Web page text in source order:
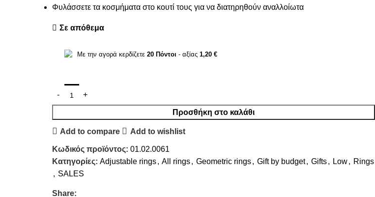
Φυλάσσετε τα κοσμήματα στο κουτί τους για να διατηρηθούν αναλλοίωτα
Σε απόθεμα
Με την αγορά κερδίζετε 20 Πόντοι - αξίας 1,20 €
Προσθήκη στο καλάθι
Add to compare Add to wishlist
Κωδικός προϊόντος: 01.02.0061
Κατηγορίες: Adjustable rings, All rings, Geometric rings, Gift by budget, Gifts, Low, Rings
, SALES
Share: